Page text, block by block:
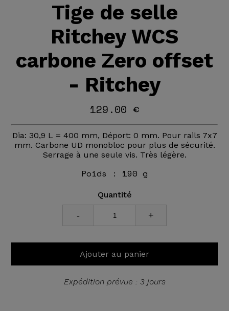
Tige de selle
Ritchey WCS
carbone Zero offset
- Ritchey
129.00 €
Dia: 30,9 L = 400 mm, Déport: 0 mm. Pour rails 7x7
mm. Carbone UD monobloc pour plus de sécurité.
Serrage à une seule vis. Très légère.
Poids : 190 g
Quantité
- +
Ajouter au panier
Expédition prévue : 3 jours